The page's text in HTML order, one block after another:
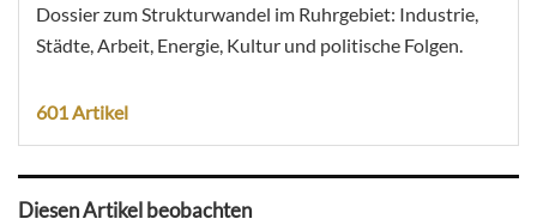
Dossier zum Strukturwandel im Ruhrgebiet: Industrie,
Städte, Arbeit, Energie, Kultur und politische Folgen.
601 Artikel
Diesen Artikel beobachten